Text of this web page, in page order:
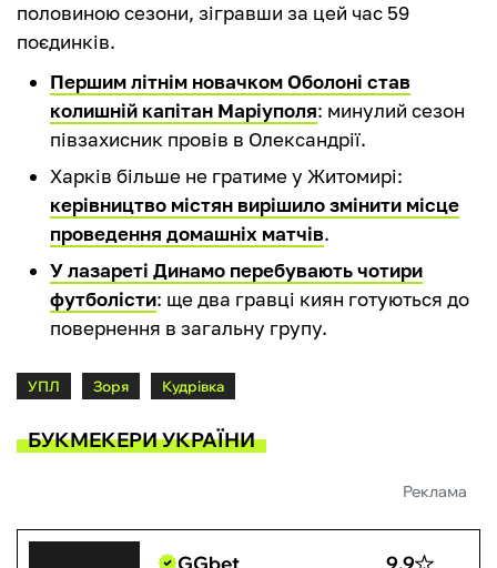
половиною сезони, зігравши за цей час 59
поєдинків.
Першим літнім новачком Оболоні став
колишній капітан Маріуполя: минулий сезон
півзахисник провів в Олександрії.
Харків більше не гратиме у Житомирі:
керівництво містян вирішило змінити місце
проведення домашніх матчів.
У лазареті Динамо перебувають чотири
футболісти: ще два гравці киян готуються до
повернення в загальну групу.
УПЛ Зоря Кудрівка
БУКМЕКЕРИ УКРАЇНИ
Реклама